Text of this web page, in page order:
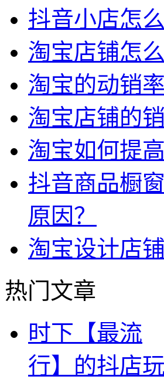
抖音小店怎
淘宝店铺怎么
淘宝的动销
淘宝店铺的
淘宝如何提
抖音商品橱
原因？
淘宝设计店
热门文章
时下【最流
行】的抖店玩